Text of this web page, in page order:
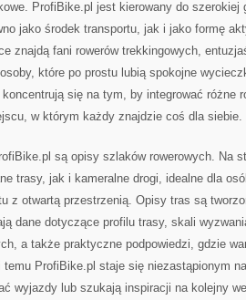
ProfiBike.pl jest kierowany do szerokiej
jako środek transportu, jak i jako formę
znajdą fani rowerów trekkingowych,
które po prostu lubią spokojne
się na tym, by integrować różne
w którym każdy znajdzie coś dla siebie.
są opisy szlaków rowerowych. Na
trasy, jak i kameralne drogi, idealne dla
z otwartą przestrzenią. Opisy tras są
dane dotyczące profilu trasy, skali
a także praktyczne podpowiedzi, gdzie
temu ProfiBike.pl staje się niezastąpionym
wyjazdy lub szukają inspiracji na kolejny